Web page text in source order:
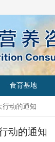
食育基地
行动的通知
动的通知